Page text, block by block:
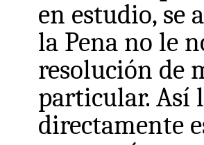
en estudio, se
la Pena no le
resolución de
particular. Así
directamente